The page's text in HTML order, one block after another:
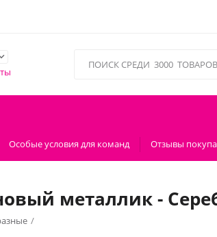
Особые условия для команд Отзывы
металлик -
/